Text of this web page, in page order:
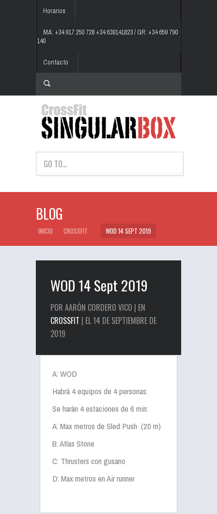
Horarios
MA: +34 917 250 728 +34 639141823 / GR: +34 659 790
140
Contacto
GO TO...
BLOG
INICIO CROSSFIT WOD 14 SEPT 2019
WOD 14 Sept 2019
POR AARÓN CORDERO VICO | EN
CROSSFIT | EL 14 DE SEPTIEMBRE DE
2019
A: WOD
Habrá 4 equipos de 4 personas:
Se harán 4 estaciones de 6 min:
A: Max metros de Sled Push (20 m)
B: Atlas Stone
C: Thrusters con gusano
D: Max metros en Air runner